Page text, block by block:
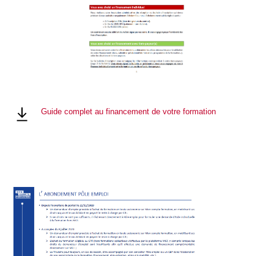
Guide complet au financement de votre formation